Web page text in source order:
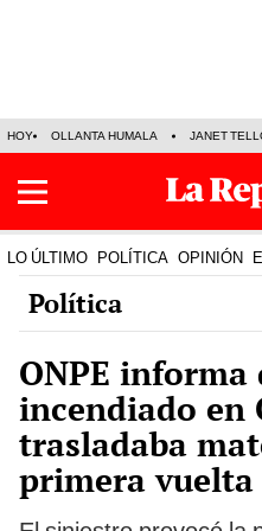
HOY OLLANTA HUMALA JANET
LO ÚLTIMO POLÍTICA OPINIÓN
Política
ONPE informa
incendiado en
trasladaba
primera vuelta